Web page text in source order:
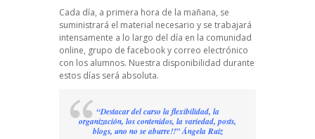
Cada día, a primera hora de la mañana, se
suministrará el material necesario y se trabajará
intensamente a lo largo del día en la comunidad
online, grupo de facebook y correo electrónico
con los alumnos. Nuestra disponibilidad durante
estos días será absoluta.
“Destacar del curso la flexibilidad, la
organización, los contenidos, la variedad, posts,
blogs, uno no se aburre!!” Ángela Ruiz